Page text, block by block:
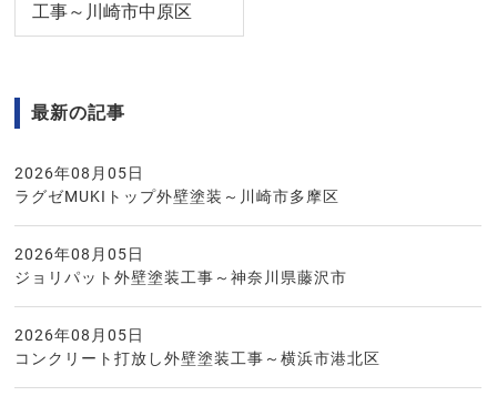
工事～川崎市中原区
最新の記事
2026年08月05日
ラグゼMUKIトップ外壁塗装～川崎市多摩区
2026年08月05日
ジョリパット外壁塗装工事～神奈川県藤沢市
2026年08月05日
コンクリート打放し外壁塗装工事～横浜市港北区